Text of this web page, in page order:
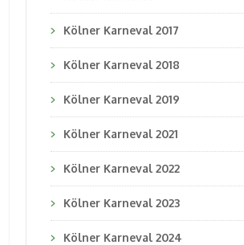
Kölner Karneval 2017
Kölner Karneval 2018
Kölner Karneval 2019
Kölner Karneval 2021
Kölner Karneval 2022
Kölner Karneval 2023
Kölner Karneval 2024